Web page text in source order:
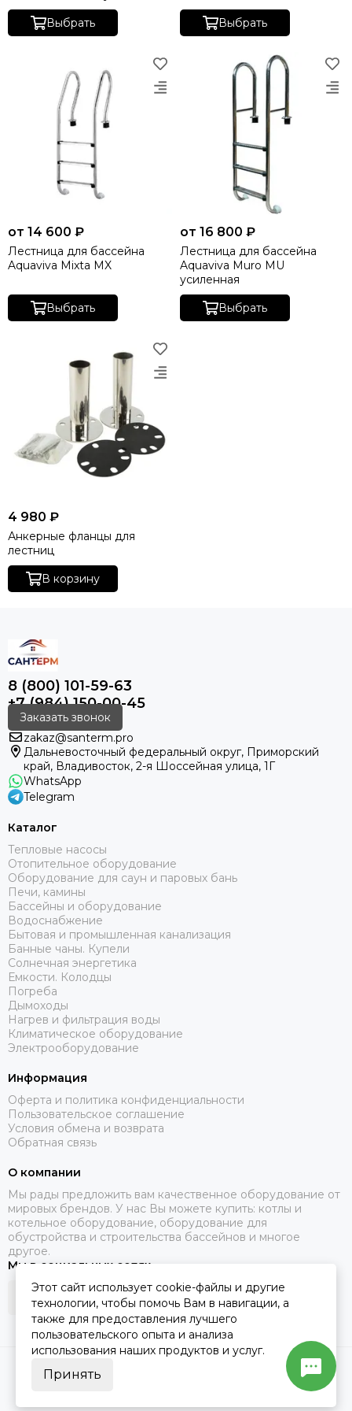
Выбрать
Выбрать
от 14 600 ₽
Лестница для бассейна
Aquaviva Mixta MX
Выбрать
от 16 800 ₽
Лестница для бассейна
Aquaviva Muro MU
усиленная
Выбрать
4 980 ₽
Анкерные фланцы для
лестниц
В корзину
8 (800) 101-59-63
+7 (984) 150-00-45
Заказать звонок
zakaz@santerm.pro
Дальневосточный федеральный округ, Приморский
край, Владивосток, 2-я Шоссейная улица, 1Г
WhatsApp
Telegram
Каталог
Тепловые насосы
Отопительное оборудование
Оборудование для саун и паровых бань
Печи, камины
Бассейны и оборудование
Водоснабжение
Бытовая и промышленная канализация
Банные чаны. Купели
Солнечная энергетика
Емкости. Колодцы
Погреба
Дымоходы
Нагрев и фильтрация воды
Климатическое оборудование
Электрооборудование
Информация
Оферта и политика конфиденциальности
Пользовательское соглашение
Условия обмена и возврата
Обратная связь
О компании
Мы рады предложить вам качественное оборудование от
мировых брендов. У нас Вы можете купить: котлы и
котельное оборудование, оборудование для
обустройства и строительства бассейнов и многое
другое.
Мы в социальных сетях
Этот сайт использует cookie-файлы и другие
технологии, чтобы помочь Вам в навигации, а
также для предоставления лучшего
пользовательского опыта и анализа
использования наших продуктов и услуг.
Принять